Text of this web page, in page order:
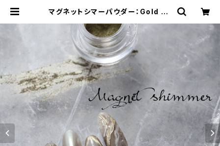
マグネットシマーパウダー：Gold ch